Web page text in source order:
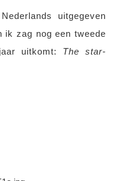
uitgegeven
ik zag nog een tweede
uitkomt: The star-